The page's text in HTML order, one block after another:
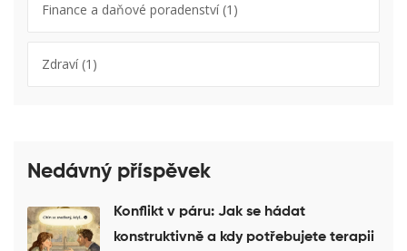
Finance a daňové poradenství(1)
Zdraví(1)
Nedávný příspěvek
Konflikt v páru: Jak se hádat
konstruktivně a kdy potřebujete terapii